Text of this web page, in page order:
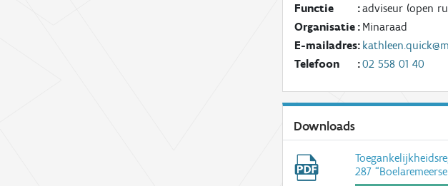
:
Functie
adviseur (open
:
Organisatie Minaraad
:
E-mailadres
:
Telefoon 02 558 01 40
Downloads
287